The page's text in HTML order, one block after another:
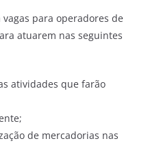
para operadores de
atuarem nas seguintes
atividades que farão
de mercadorias nas